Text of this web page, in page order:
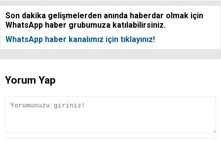
Son dakika gelişmelerden anında haberdar olmak için
WhatsApp haber grubumuza katılabilirsiniz.
WhatsApp haber kanalımız için tıklayınız!
Yorum Yap